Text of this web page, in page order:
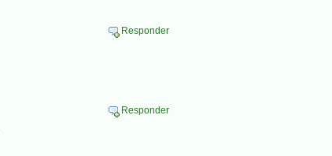
Responder
Responder